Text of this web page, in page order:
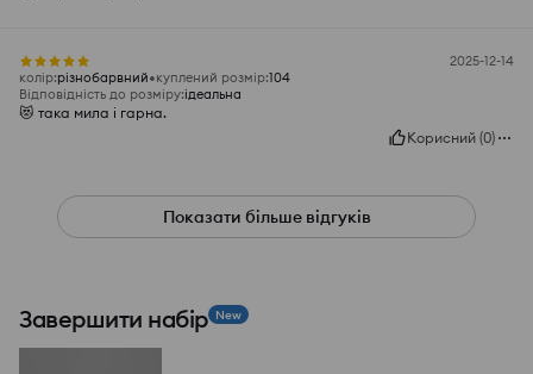
2025-12-14
колір:різнобарвний куплений розмір:104
Відповідність до розміру:ідеальна
😻 така мила і гарна.
Корисний (0)
Показати більше відгуків
Завершити набір New